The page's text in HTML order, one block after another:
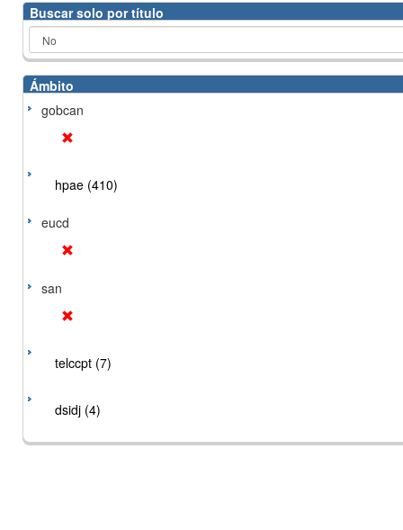
Buscar solo por título
Ámbito
gobcan
hpae (410)
eucd
san
telccpt (7)
dsidj (4)